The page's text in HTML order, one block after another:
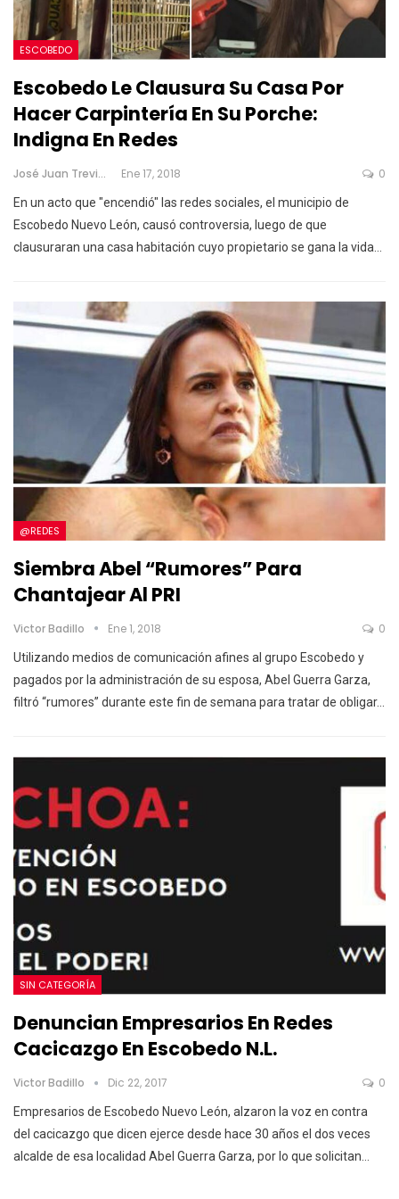
ESCOBEDO
Escobedo Le Clausura Su Casa Por
Hacer Carpintería En Su Porche:
Indigna En Redes
José Juan Treviño Ene 17, 2018 0
En un acto que "encendió" las redes sociales, el municipio de
Escobedo Nuevo León, causó controversia, luego de que
clausuraran una casa habitación cuyo propietario se gana la vida…
@REDES
Siembra Abel “rumores” Para
Chantajear Al PRI
Victor Badillo Ene 1, 2018 0
Utilizando medios de comunicación afines al grupo Escobedo y
pagados por la administración de su esposa, Abel Guerra Garza,
filtró “rumores” durante este fin de semana para tratar de obligar…
SIN CATEGORÍA
Denuncian Empresarios En Redes
Cacicazgo En Escobedo N.L.
Victor Badillo Dic 22, 2017 0
Empresarios de Escobedo Nuevo León, alzaron la voz en contra
del cacicazgo que dicen ejerce desde hace 30 años el dos veces
alcalde de esa localidad Abel Guerra Garza, por lo que solicitan…